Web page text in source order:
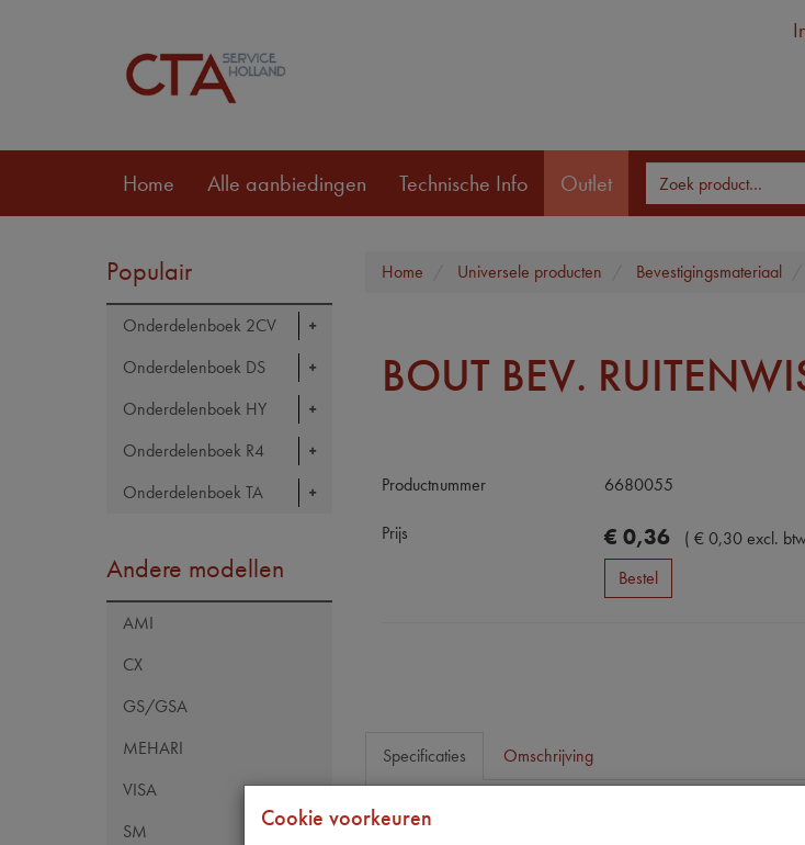
Home Alle aanbiedingen Technische Info Outlet
Populair
Onderdelenboek 2CV
Onderdelenboek DS
Onderdelenboek HY
Onderdelenboek R4
Onderdelenboek TA
Andere modellen
AMI
CX
GS/GSA
MEHARI
VISA
SM
Home Universele producten Bevestigingsmateriaal
BOUT BEV.
Productnummer 6680055
Prijs € 0,36 (€0,30excl.
Bestel
Specificaties Omschrijving
Cookie voorkeuren